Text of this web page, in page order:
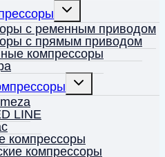
Переключить
меню
с ременным приводом
с прямым приводом
компрессоры
Переключить
LINE
компрессоры
компрессоры